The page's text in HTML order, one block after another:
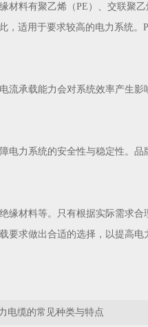
材料有聚乙烯（PE）、交联聚
，适用于要求较高的电力系统。
流承载能力会对系统效率产生影
电力系统的安全性与稳定性。品
缘材料等。只有根据实际需求合
要求做出合适的选择，以提高电
电缆的常见种类与特点